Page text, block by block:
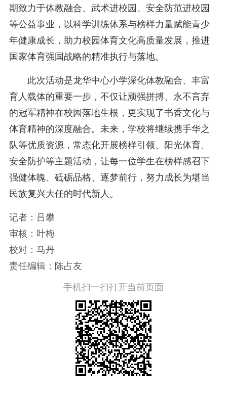
期致力于体教融合、武术进校园、安全防范进校园
等公益事业，以科学训练体系与榜样力量赋能青少
年健康成长，助力校园体育文化高质量发展，推进
国家体育强国战略的精准执行与落地。
此次活动是龙华中心小学深化体教融合、丰富
育人载体的重要一步，不仅让顽强拼搏、永不言弃
的冠军精神在校园落地生根，更实现了书香文化与
体育精神的深度融合。未来，学校将继续携手华之
队等优质资源，常态化开展榜样引领、阳光体育、
安全防护等主题活动，让每一位学生在榜样感召下
强健体魄、砥砺品格、逐梦前行，努力成长为堪当
民族复兴大任的时代新人。
记者：吕攀
审核：叶梅
校对：马丹
责任编辑：陈占友
手机扫一扫打开当前页面